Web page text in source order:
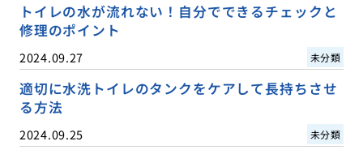
トイレの水が流れない！自分でできるチェックと
修理のポイント
2024.09.27 未分類
適切に水洗トイレのタンクをケアして長持ちさせ
る方法
2024.09.25 未分類